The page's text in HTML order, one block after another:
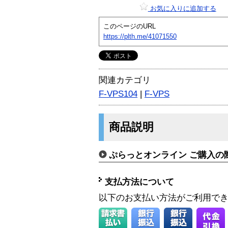
お気に入りに追加する
このページのURL
https://plth.me/41071550
関連カテゴリ
F-VPS104 | F-VPS
商品説明
ぷらっとオンライン ご購入の
支払方法について
以下のお支払い方法がご利用で